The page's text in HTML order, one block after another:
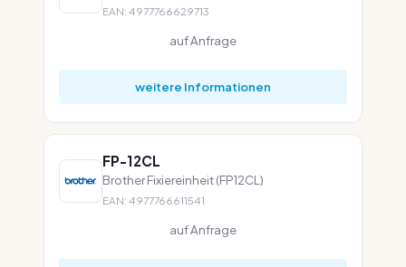
EAN: 4977766629713
auf Anfrage
weitere Informationen
FP-12CL
Brother Fixiereinheit (FP12CL)
EAN: 4977766611541
auf Anfrage